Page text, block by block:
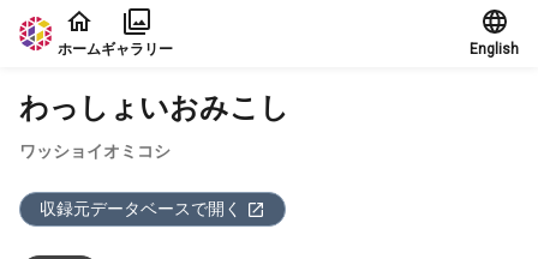
本文に飛ぶ
ホームギャラリー English
わっしょいおみこし
ワッショイオミコシ
収録元データベースで開く